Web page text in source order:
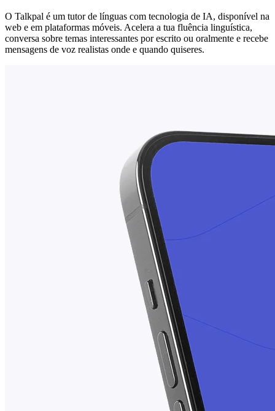
O Talkpal é um tutor de línguas com tecnologia de IA, disponível na
web e em plataformas móveis. Acelera a tua fluência linguística,
conversa sobre temas interessantes por escrito ou oralmente e recebe
mensagens de voz realistas onde e quando quiseres.